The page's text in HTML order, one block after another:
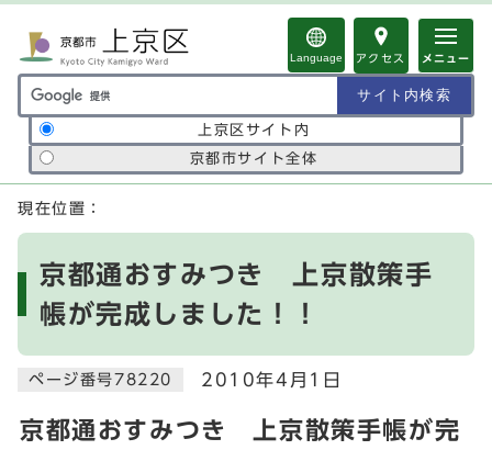
Language アクセス メニュー
サイト内検索の範囲
上京区サイト内
京都市サイト全体
ここから本文です
現在位置：
京都通おすみつき 上京散策手
帳が完成しました！！
ページ番号78220 2010年4月1日
京都通おすみつき 上京散策手帳が完